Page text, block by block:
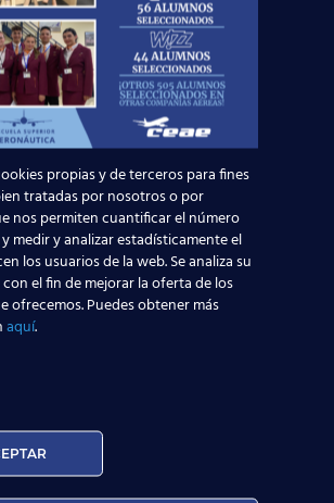
vuelve a arrancar,
se trata de uno de los sectores
de nuestro país. Si quieres
él, ¡contacta con nosotros
nuestros
nuevas promociones
, siempre siguiendo los
medidas establecidas
médicas y
con nosotros a través de este
propias y de terceros para fines
tratadas por nosotros o por
nos permiten cuantificar el número
medir y analizar estadísticamente el
los usuarios de la web. Se analiza su
el fin de mejorar la oferta de los
ofrecemos. Puedes obtener más
aquí.